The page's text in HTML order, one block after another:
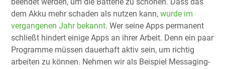
beendet werden, um die Batterie zu schonen. Dass das
dem Akku mehr schaden als nutzen kann, wurde im
vergangenen Jahr bekannt. Wer seine Apps permanent
schließt hindert einige Apps an ihrer Arbeit. Denn ein paar
Programme müssen dauerhaft aktiv sein, um richtig
arbeiten zu können. Nehmen wir als Beispiel Messaging-